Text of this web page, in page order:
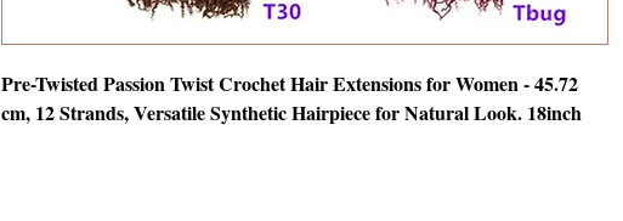
Pre-Twisted Passion Twist Crochet Hair Extensions for Women - 45.72
cm, 12 Strands, Versatile Synthetic Hairpiece for Natural Look. 18inch